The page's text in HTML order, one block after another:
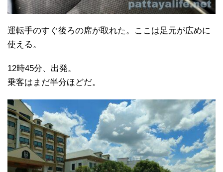
運転手のすぐ後ろの席が取れた。ここは足元が広めに
使える。
12時45分、出発。
乗客はまだ半分ほどだ。